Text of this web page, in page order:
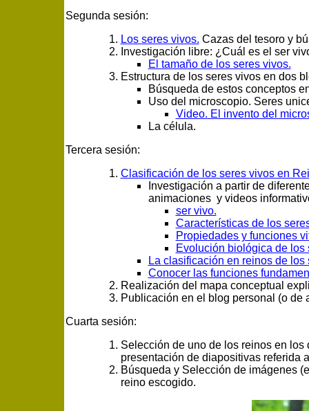
Segunda sesión:
Los seres vivos. Cazas del tesoro y
Investigación libre: ¿Cuál es el ser
El tamaño de los seres vivos.
Estructura de los seres vivos en dos
Búsqueda de estos conceptos
Uso del microscopio. Seres
Video. El invento del
La célula.
Tercera sesión:
Clasificación de los seres vivos en
Investigación a partir de
animaciones y videos
ser vivo.
Características de los
Propiedades y funciones
Evolución biológica de los
La clasificación en reinos de los
Conocer las funciones
Realización del mapa conceptual
Publicación en el blog personal (o de
Cuarta sesión:
Selección de uno de los reinos en
presentación de diapositivas referida
Búsqueda y Selección de imágenes
reino escogido.